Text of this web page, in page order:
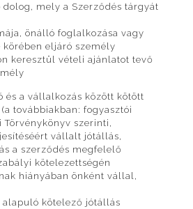
mely a Szerződés tárgyát
önálló foglalkozása vagy
körében eljáró személy
keresztül vételi ajánlatot tevő
és a vállalkozás között kötött
továbbiakban: fogyasztói
Törvénykönyv szerinti,
vállalt jótállás,
a szerződés megfelelő
kötelezettségén
hiányában önként vállal,
alapuló kötelező jótállás